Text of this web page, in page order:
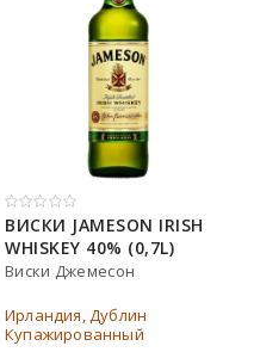
ВИСКИ JAMESON IRISH
WHISKEY 40% (0,7L)
Виски Джемесон
Ирландия, Дублин
Купажированный